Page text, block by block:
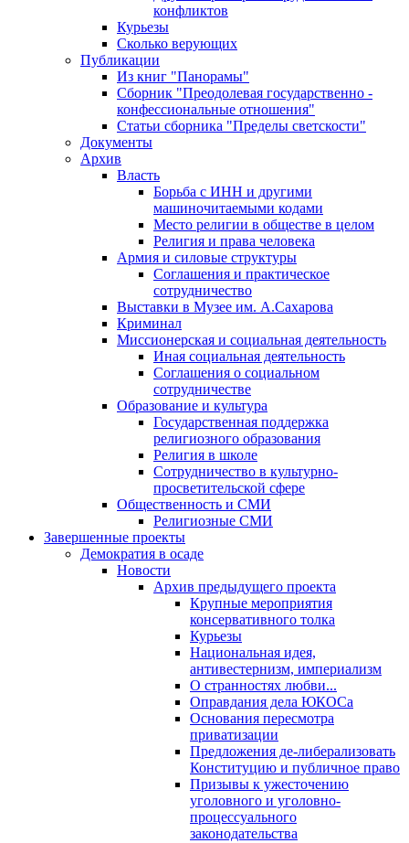
конфликтов
Курьезы
Сколько верующих
Публикации
Из книг "Панорамы"
Сборник "Преодолевая государственно -
конфессиональные отношения"
Статьи сборника "Пределы светскости"
Документы
Архив
Власть
Борьба с ИНН и другими
машиночитаемыми кодами
Место религии в обществе в целом
Религия и права человека
Армия и силовые структуры
Соглашения и практическое
сотрудничество
Выставки в Музее им. А.Сахарова
Криминал
Миссионерская и социальная деятельность
Иная социальная деятельность
Соглашения о социальном
сотрудничестве
Образование и культура
Государственная поддержка
религиозного образования
Религия в школе
Сотрудничество в культурно-
просветительской сфере
Общественность и СМИ
Религиозные СМИ
Завершенные проекты
Демократия в осаде
Новости
Архив предыдущего проекта
Крупные мероприятия
консервативного толка
Курьезы
Национальная идея,
антивестернизм, империализм
О странностях любви...
Оправдания дела ЮКОСа
Основания пересмотра
приватизации
Предложения де-либерализовать
Конституцию и публичное право
Призывы к ужесточению
уголовного и уголовно-
процессуального
законодательства